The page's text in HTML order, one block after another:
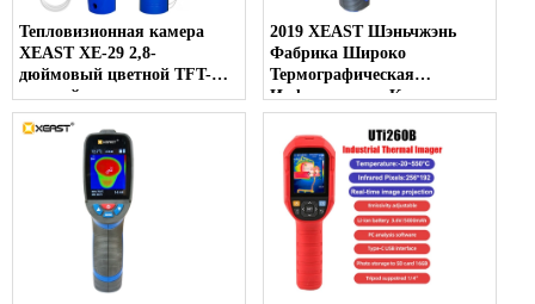
Тепловизионная камера
XEAST XE-29 2,8-
дюймовый цветной TFT-
дисплей с разрешением
120*90 Тепловизор для
обнаружения утечек в
трубах и стенах
2019 XEAST Шэньчжэнь
Фабрика Широко
Термографическая
Инфракрасная Камера
Влажности Испытания
Imager XE-27